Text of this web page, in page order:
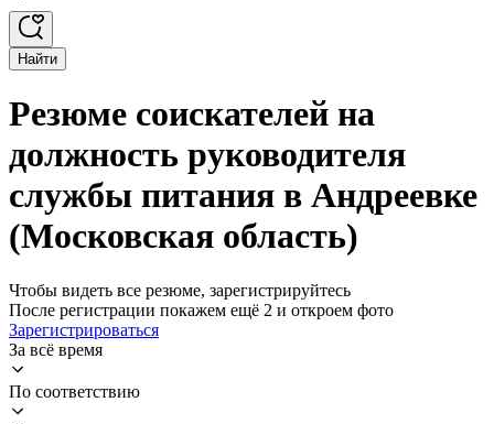
Найти
Резюме соискателей на
должность руководителя
службы питания в Андреевке
(Московская область)
Чтобы видеть все резюме, зарегистрируйтесь
После регистрации покажем ещё 2 и откроем фото
Зарегистрироваться
За всё время
По соответствию